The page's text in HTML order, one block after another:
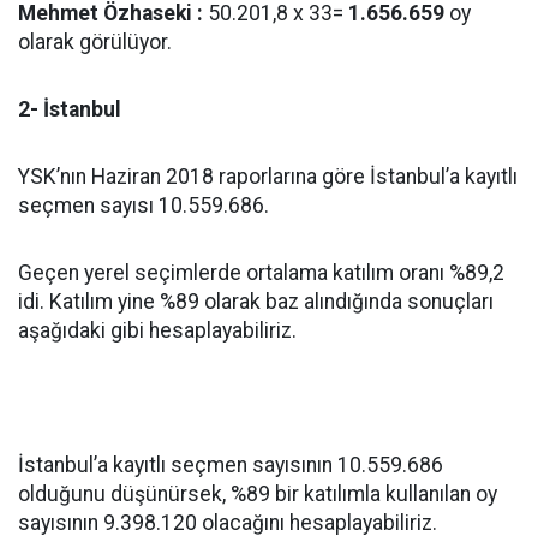
Mehmet Özhaseki : 50.201,8 x 33= 1.656.659 oy
olarak görülüyor.
2- İstanbul
YSK’nın Haziran 2018 raporlarına göre İstanbul’a kayıtlı
seçmen sayısı 10.559.686.
Geçen yerel seçimlerde ortalama katılım oranı %89,2
idi. Katılım yine %89 olarak baz alındığında sonuçları
aşağıdaki gibi hesaplayabiliriz.
İstanbul’a kayıtlı seçmen sayısının 10.559.686
olduğunu düşünürsek, %89 bir katılımla kullanılan oy
sayısının 9.398.120 olacağını hesaplayabiliriz.